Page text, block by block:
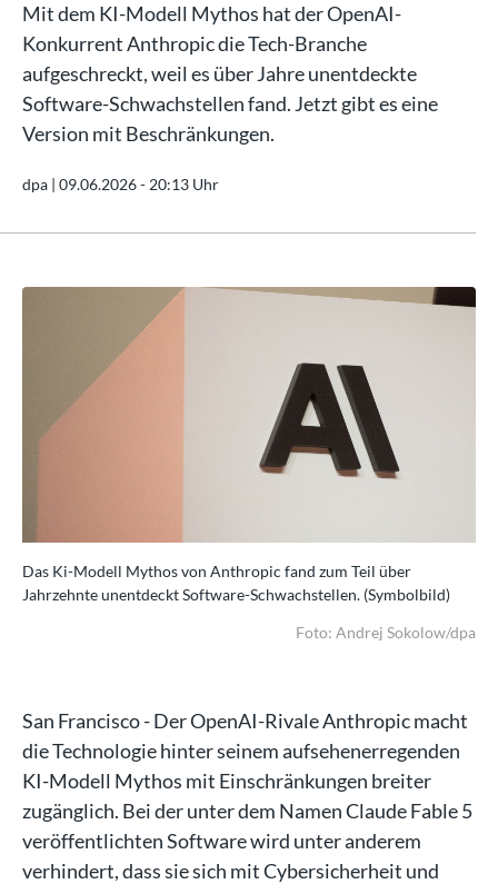
Mit dem KI-Modell Mythos hat der OpenAI-
Konkurrent Anthropic die Tech-Branche
aufgeschreckt, weil es über Jahre unentdeckte
Software-Schwachstellen fand. Jetzt gibt es eine
Version mit Beschränkungen.
dpa | 09.06.2026 - 20:13 Uhr
Das Ki-Modell Mythos von Anthropic fand zum Teil über
Jahrzehnte unentdeckt Software-Schwachstellen. (Symbolbild)
Foto: Andrej Sokolow/dpa
San Francisco - Der OpenAI-Rivale Anthropic macht
die Technologie hinter seinem aufsehenerregenden
KI-Modell Mythos mit Einschränkungen breiter
zugänglich. Bei der unter dem Namen Claude Fable 5
veröffentlichten Software wird unter anderem
verhindert, dass sie sich mit Cybersicherheit und